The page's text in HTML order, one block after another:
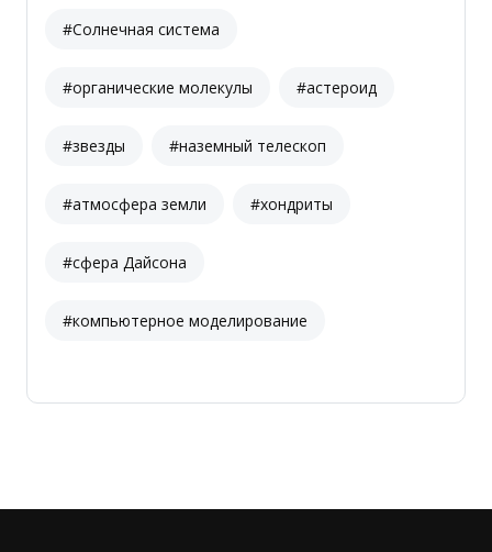
#Солнечная система
#органические молекулы #астероид
#звезды #наземный телескоп
#атмосфера земли #хондриты
#сфера Дайсона
#компьютерное моделирование